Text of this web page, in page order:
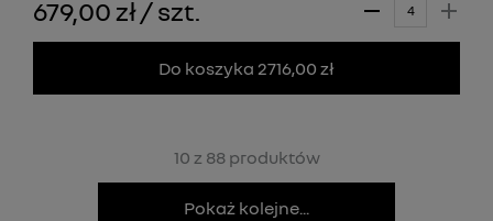
679,00 zł/szt.
Do koszyka 2716,00 zł
10 z 88 produktów
Pokaż kolejne...